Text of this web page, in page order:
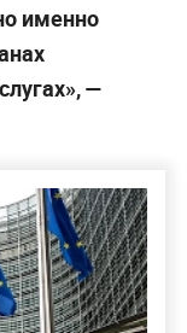
именно
—